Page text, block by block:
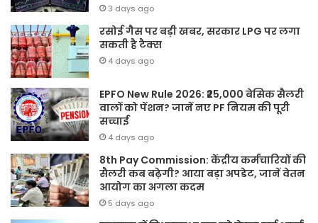
3 days ago
रसोई गैस पर बड़ी खबर, सरकार LPG पर लगा
सकती है टैक्स
4 days ago
EPFO New Rule 2026: ₹25,000 बेसिक सैलरी
वालों को पेंशन? जानें नए PF नियम की पूरी
सच्चाई
4 days ago
8th Pay Commission: केंद्रीय कर्मचारियों की
सैलरी कब बढ़ेगी? आया बड़ा अपडेट, जानें वेतन
आयोग का अगला कदम
5 days ago